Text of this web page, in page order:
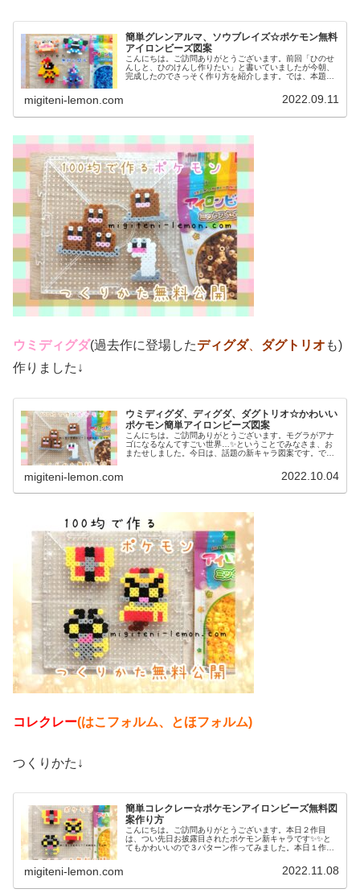
簡単グレンアルマ、ソウブレイズ☆ポケモン無料
アイロンビーズ図案
こんにちは。ご訪問ありがとうございます。前回「ひのせ
んしと、ひのけんし作りたい」と書いていましたが今朝、
完成したのでさっそく作り方を紹介します。では、本題へ↓
migiteni-lemon.com 2022.09.11
ウミディグダ(過去作に登場したディグダ、 ダグトリオ も)
作りました↓
ウミディグダ、ディグダ、ダグトリオ☆かわいい
ポケモン簡単アイロンビーズ図案
こんにちは。ご訪問ありがとうございます。モグラがアナ
ゴになるなんてすごい世界…✨ということでみなさま、お
またせしました。今日は、話題の新キャラ図案です。で
migiteni-lemon.com 2022.10.04
コレクレー(はこフォルム、とほフォルム)
つくりかた↓
簡単コレクレー☆ポケモンアイロンビーズ無料図
案作り方
こんにちは。ご訪問ありがとうございます。本日２作目
は、つい先日お披露目されたポケモン新キャラです✨✨と
てもかわいいので３パターン作ってみました。本日１作目
migiteni-lemon.com 2022.11.08